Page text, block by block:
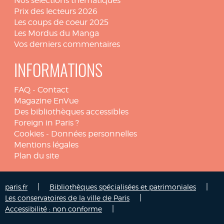
Prix des lecteurs 2026
Les coups de coeur 2025
Les Mordus du Manga
Vos derniers commentaires
INFORMATIONS
FAQ - Contact
Magazine EnVue
Des bibliothèques accessibles
Foreign in Paris ?
Cookies - Données personnelles
Mentions légales
Plan du site
paris.fr Bibliothèques spécialisées et patrimoniales
Les conservatoires de la ville de Paris
Accessibilité : non conforme